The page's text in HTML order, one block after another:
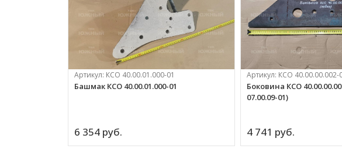
Артикул: КСО 40.00.01.000-01
Башмак КСО 40.00.01.000-01
6 354 руб.
Артикул: КСО 40.00.00.002-
Боковина КСО
07.00.09-01)
4 741 руб.